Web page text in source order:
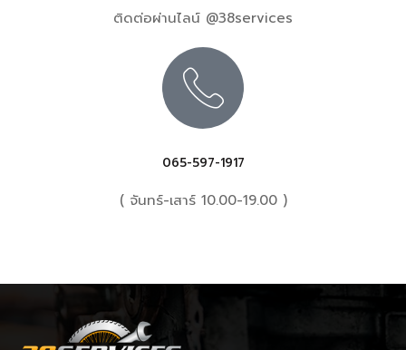
ติดต่อผ่านไลน์ @38services
065-597-1917
( จันทร์-เสาร์ 10.00-19.00 )